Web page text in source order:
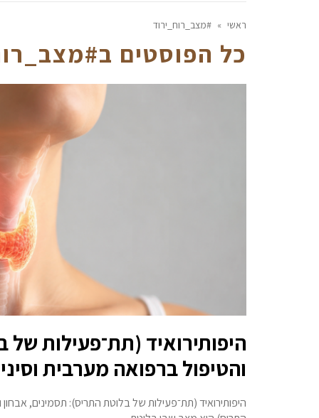
ראשי » #מצב_רוח_ירוד
כל הפוסטים ב
היפותירואיד (תת־פעילות
והטיפול ברפואה מערבית
היפותירואיד (תת־פעילות של בלוטת התריס): תסמינים,